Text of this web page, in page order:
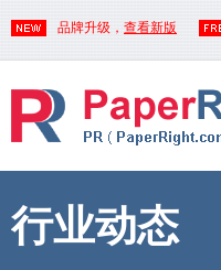
品牌升级， 查看新版
行业动态